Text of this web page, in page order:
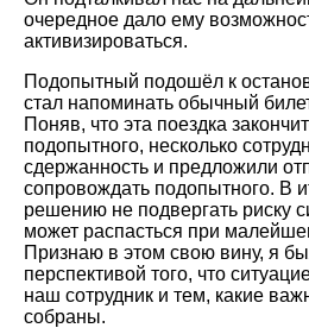
очередное дало ему
активизироваться.
Подопытный подошёл к
стал напоминать обычный
Поняв, что эта поездка
подопытного, несколько
сдержанность и предложили
сопровождать подопытного. В
решению не подвергать риску
может распасться при
Признаю в этом свою вину, я
перспективой того, что
наш сотрудник и тем, какие
собраны.